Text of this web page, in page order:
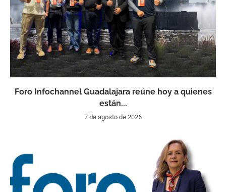
Foro Infochannel Guadalajara reúne hoy a quienes
están...
7 de agosto de 2026